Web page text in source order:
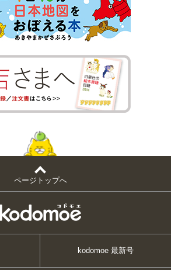
ページトップへ
kodomoe 最新号